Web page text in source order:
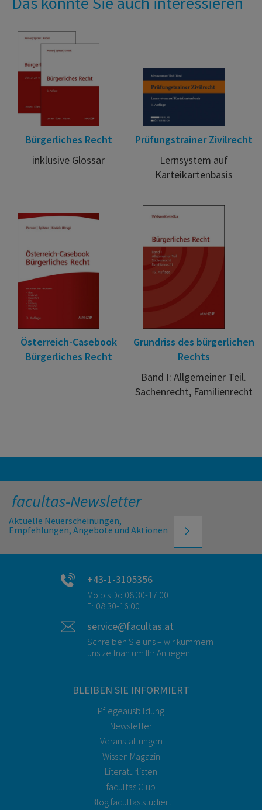
Bürgerliches Recht
inklusive Glossar
Prüfungstrainer Zivilrecht
Lernsystem auf
Karteikartenbasis
Österreich-Casebook
Bürgerliches Recht
Grundriss des bürgerlichen
Rechts
Band I: Allgemeiner Teil.
Sachenrecht, Familienrecht
facultas-Newsletter
Aktuelle Neuerscheinungen,
Empfehlungen, Angebote und Aktionen
+43-1-3105356
Mo bis Do 08:30-17:00
Fr 08:30-16:00
service@facultas.at
Schreiben Sie uns – wir kümmern
uns zeitnah um Ihr Anliegen.
BLEIBEN SIE INFORMIERT
Pflegeausbildung
Newsletter
Veranstaltungen
Wissen Magazin
Literaturlisten
facultas Club
Blog facultas.studiert